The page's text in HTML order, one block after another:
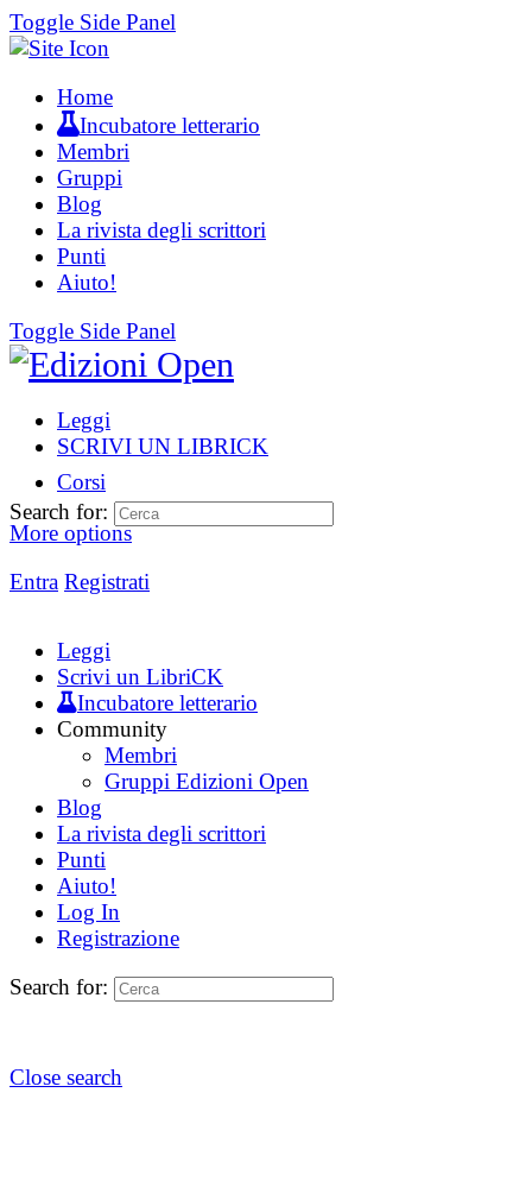
Toggle Side Panel
Home
Incubatore letterario
Membri
Gruppi
Blog
La rivista degli scrittori
Punti
Aiuto!
Toggle Side Panel
Leggi
SCRIVI UN LIBRICK
Corsi
More options
Entra Registrati
Search for:
Leggi
Scrivi un LibriCK
Incubatore letterario
Community
Membri
Gruppi Edizioni Open
Blog
La rivista degli scrittori
Punti
Aiuto!
Log In
Registrazione
Search for:
Close search